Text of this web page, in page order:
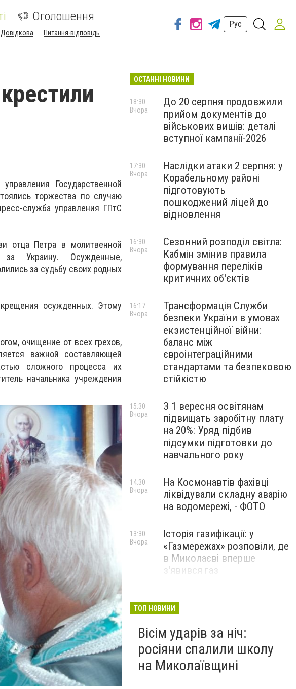
Оголошення
Довідкова Питання-відповідь
Рус
Государственной
торжества по случаю
служба управления ГПтС
отца Петра в молитвенной
Украину. Осужденные,
за судьбу своих родных
осужденных. Этому
очищение от всех грехов,
важной составляющей
сложного процесса их
начальника учреждения
ОСТАННІ НОВИНИ
До 20 серпня продовжили
прийом документів до
військових вишів: деталі
вступної кампанії-2026
18:30
Вчора
Наслідки атаки 2 серпня: у
Корабельному районі
підготовують
пошкоджений ліцей до
відновлення
17:30
Вчора
Сезонний розподіл світла:
Кабмін змінив правила
формування переліків
критичних об'єктів
16:30
Вчора
Трансформація Служби
безпеки України в умовах
екзистенційної війни:
баланс між
євроінтеграційними
стандартами та безпековою
стійкістю
16:17
Вчора
З 1 вересня освітянам
підвищать заробітну плату
на 20%: Уряд підбив
підсумки підготовки до
навчального року
15:30
Вчора
На Космонавтів фахівці
ліквідували складну аварію
на водомережі, - ФОТО
14:30
Вчора
Історія газифікації: у
«Газмережах» розповіли, де
в Миколаєві вперше
з'явився газ
13:30
Вчора
Миколаєві 2026: шукаємо
перезавантаження
ПАРТНЕРСЬКИЙ СПЕЦПРОЄКТ
Вчора
ТОП НОВИНИ
Вісім ударів за ніч:
росіяни спалили школу
на Миколаївщині